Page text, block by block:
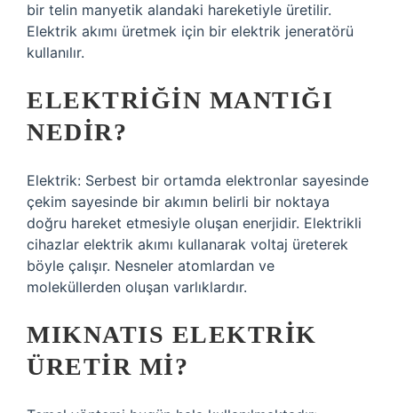
bir telin manyetik alandaki hareketiyle üretilir.
Elektrik akımı üretmek için bir elektrik jeneratörü
kullanılır.
ELEKTRIĞIN MANTIĞI
NEDIR?
Elektrik: Serbest bir ortamda elektronlar sayesinde
çekim sayesinde bir akımın belirli bir noktaya
doğru hareket etmesiyle oluşan enerjidir. Elektrikli
cihazlar elektrik akımı kullanarak voltaj üreterek
böyle çalışır. Nesneler atomlardan ve
moleküllerden oluşan varlıklardır.
MIKNATIS ELEKTRIK
ÜRETIR MI?